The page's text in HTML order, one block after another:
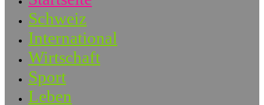
Schweiz
International
Wirtschaft
Sport
Leben